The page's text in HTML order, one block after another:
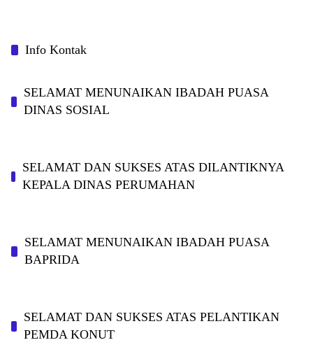
Info Kontak
SELAMAT MENUNAIKAN IBADAH PUASA
DINAS SOSIAL
SELAMAT DAN SUKSES ATAS DILANTIKNYA
KEPALA DINAS PERUMAHAN
SELAMAT MENUNAIKAN IBADAH PUASA
BAPRIDA
SELAMAT DAN SUKSES ATAS PELANTIKAN
PEMDA KONUT